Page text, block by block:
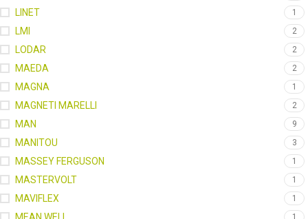
LINET 1
LMI 2
LODAR 2
MAEDA 2
MAGNA 1
MAGNETI MARELLI 2
MAN 9
MANITOU 3
MASSEY FERGUSON 1
MASTERVOLT 1
MAVIFLEX 1
1